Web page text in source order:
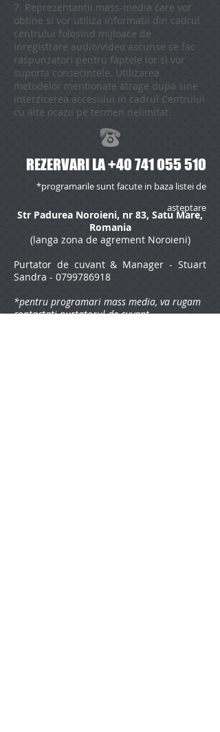
7. Reprezentantii mass-media care vor
obtine si vor utiliza informatii din cadrul
centrului folosind mijloace de
inregistrare audio/video ascunse se fac
raspunzatori pentru faptele lor si vor
suporta consecintele. Utilizarea
metodelor mentionate atrage dupa sine
interzicerea accesului in cadrul Centrului
cu alte ocazii pe termen nelimitat.
REZERVARI LA+40 741 055 510
*programarile sunt facute in baza listei de
asteptare
Str Padurea Noroieni, nr 83, Satu Mare,
Romania
(langa zona de agrement Noroieni)
Purtator de cuvant & Manager - Stuart
Sandra - 0799786918
*pentru programari mass media, va rugam
contactati purtatorul de cuvant